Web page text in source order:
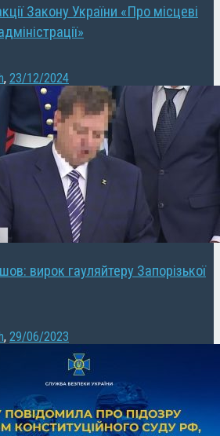
Закону України «Про місцеві
, 23/12/2024
вирок гауляйтеру Запорізької
, 29/06/2023